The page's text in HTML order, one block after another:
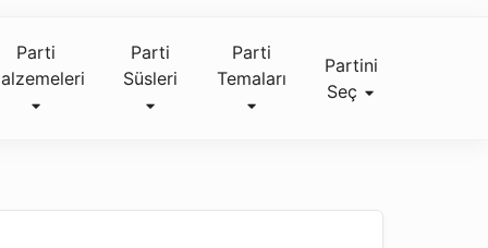
Parti
Parti
Süsleri
Parti
Temaları
Partini
Seç